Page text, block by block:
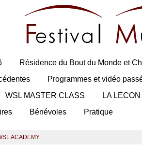
Résidence du Bout du Monde et
Programmes et vidéo
WSL MASTER CLASS
LA
Bénévoles Pratique
ACADEMY